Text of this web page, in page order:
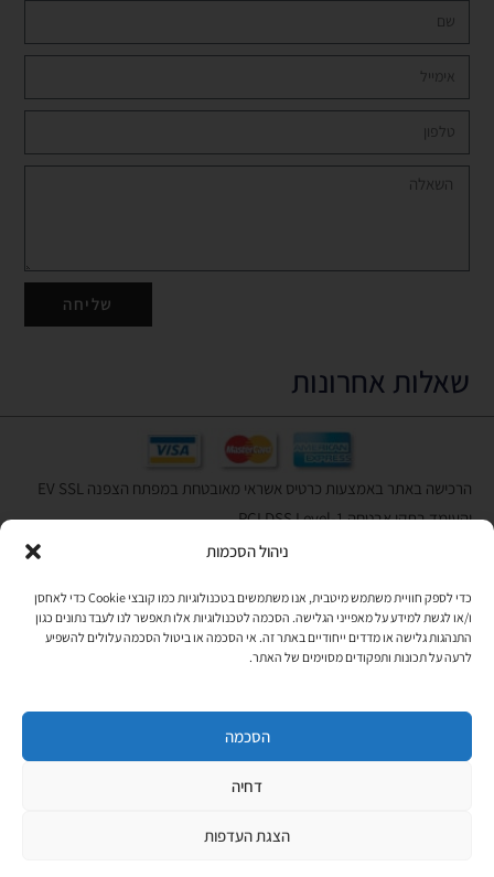
ניהול הסכמות
כדי לספק חוויית משתמש מיטבית, אנו משתמשים בטכנולוגיות כמו קובצי Cookie כדי לאחסן
ו/או לגשת למידע על מאפייני הגלישה. הסכמה לטכנולוגיות אלו תאפשר לנו לעבד נתונים כגון
התנהגות גלישה או מדדים ייחודיים באתר זה. אי הסכמה או ביטול הסכמה עלולים להשפיע
לרעה על תכונות ותפקודים מסוימים של האתר.
הסכמה
דחיה
הצגת העדפות
שליחה
שאלות אחרונות
הרכישה באתר באמצעות כרטיס אשראי מאובטחת במפתח הצפנה EV SSL
והעומד בתקן אבטחה PCI DSS Level-1
לתקנון האתר»
תהיו בקשר
להטריד. רק טיפים לשימושכם, מידע על דברים חדשים בחנות, מבצעים
וכדומה. מוזמנים להקליד את כתובת המייל שלכם: